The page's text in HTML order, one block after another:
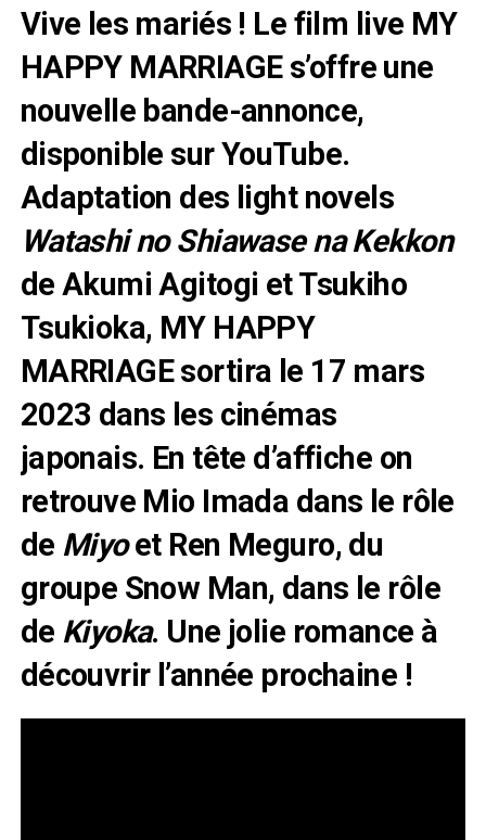
Vive les mariés ! Le film live MY
HAPPY MARRIAGE s’offre une
nouvelle bande-annonce,
disponible sur YouTube.
Adaptation des light novels
Watashi no Shiawase na Kekkon
de Akumi Agitogi et Tsukiho
Tsukioka, MY HAPPY
MARRIAGE sortira le 17 mars
2023 dans les cinémas
japonais. En tête d’affiche on
retrouve Mio Imada dans le rôle
de Miyoet Ren Meguro, du
groupe Snow Man, dans le rôle
de Kiyoka. Une jolie romance à
découvrir l’année prochaine !